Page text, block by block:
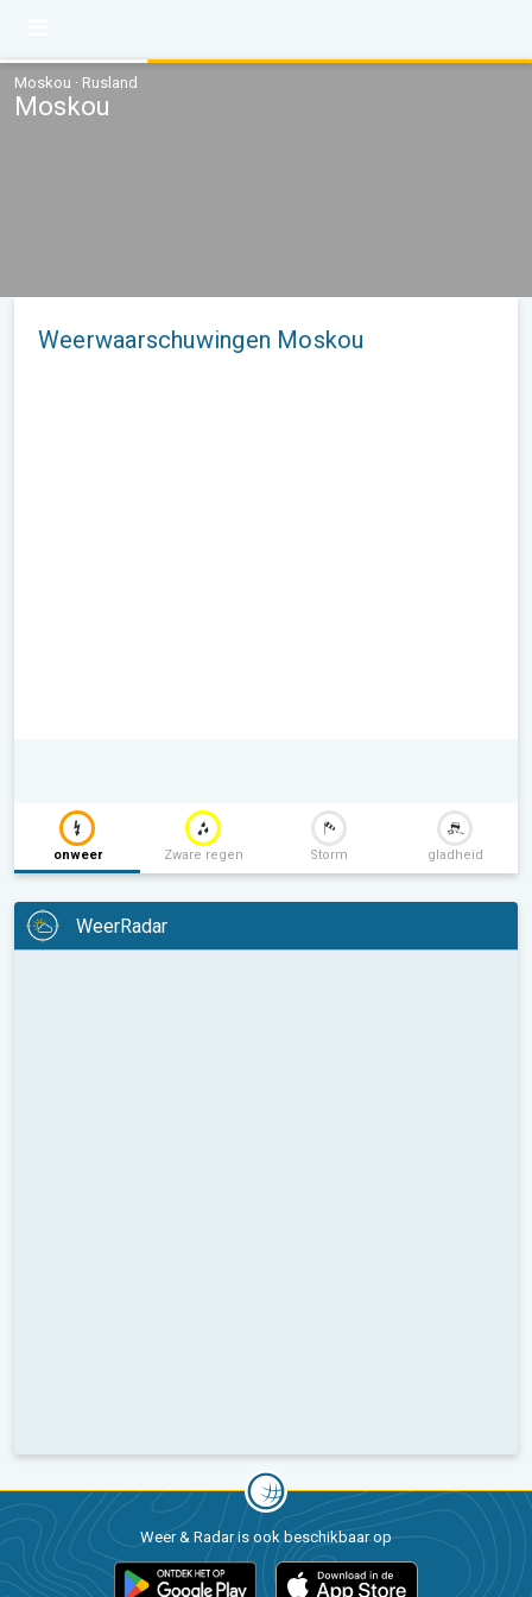
Moskou · Rusland
Moskou
Weerwaarschuwingen Moskou
onweer Zware regen Storm gladheid
WeerRadar
Weer & Radar is ook beschikbaar op